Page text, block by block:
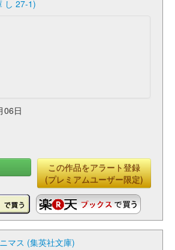
し 27-1)
06日
この作品をアラート登録
(プレミアムユーザー限定)
マス (集英社文庫)